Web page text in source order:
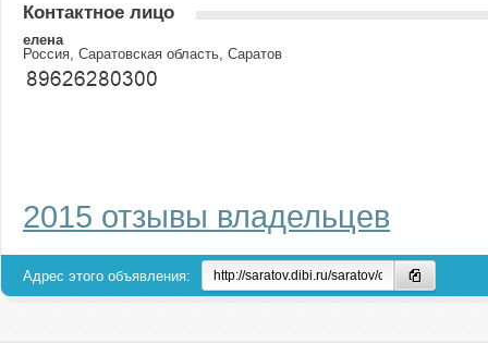
Контактное лицо
елена
Россия, Саратовская область, Саратов
2015 отзывы владельцев
Адрес этого объявления: